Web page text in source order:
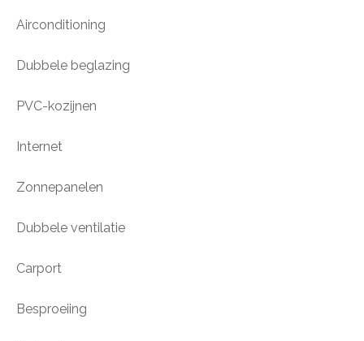
Airconditioning
Dubbele beglazing
PVC-kozijnen
Internet
Zonnepanelen
Dubbele ventilatie
Carport
Besproeiing